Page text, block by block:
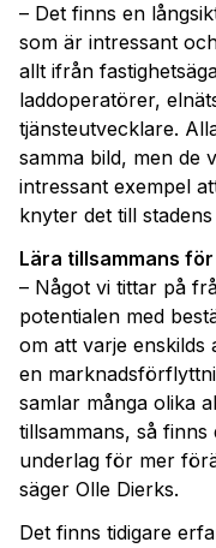
– Det finns en
som är intressant
allt ifrån
laddoperatörer,
tjänsteutvecklare.
samma bild, men de
intressant exempel
knyter det till
Lära tillsammans
– Något vi tittar på
potentialen med
om att varje
en
samlar många olika
tillsammans, så
underlag för mer
säger Olle Dierks.
Det finns tidigare